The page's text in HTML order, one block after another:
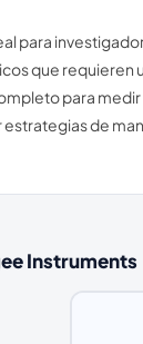
para
que requieren
para medir
estrategias de
Instruments